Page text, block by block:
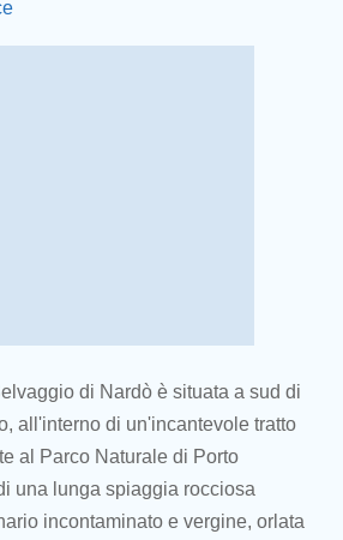
di Nardò è situata a sud di
all'interno di un'incantevole tratto
al Parco Naturale di Porto
una lunga spiaggia rocciosa
incontaminato e vergine, orlata